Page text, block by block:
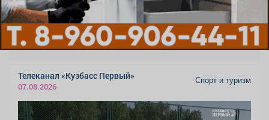
Телеканал «Кузбасс Первый»
07.08.2026
Спорт и туризм